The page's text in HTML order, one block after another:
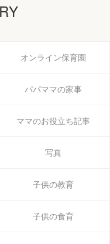
オンライン保育園
パパママの家事
ママのお役立ち記事
写真
子供の教育
子供の食育